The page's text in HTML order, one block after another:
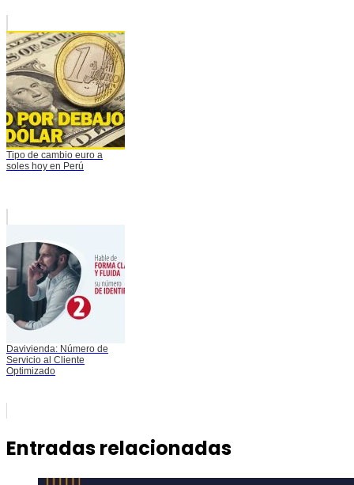
Tipo de cambio euro a
soles hoy en Perú
Davivienda: Número de
Servicio al Cliente
Optimizado
Entradas relacionadas